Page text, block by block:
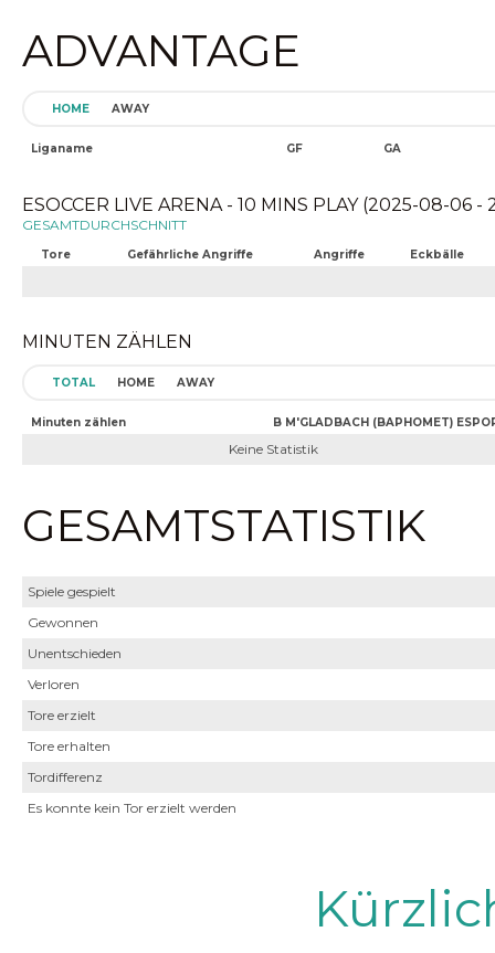
ADVANTAGE
HOME AWAY
Liganame GF GA
ESOCCER LIVE ARENA - 10 MINS PLAY (2025-08-06
GESAMTDURCHSCHNITT
Tore Gefährliche Angriffe Angriffe Eckbälle
MINUTEN ZÄHLEN
TOTAL HOME AWAY
Minuten zählen B M'GLADBACH (BAPHOMET)
Keine Statistik
GESAMTSTATISTIK
Spiele gespielt
Gewonnen
Unentschieden
Verloren
Tore erzielt
Tore erhalten
Tordifferenz
Es konnte kein Tor erzielt werden